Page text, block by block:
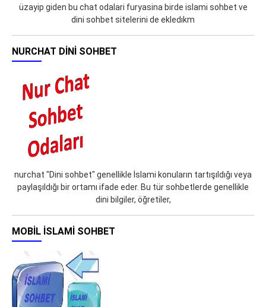
üzayip giden bu chat odalari furyasina birde islami sohbet ve
dini sohbet sitelerini de ekledıkm
NURCHAT DINI SOHBET
nurchat "Dini sohbet" genellikle İslami konuların tartışıldığı veya
paylaşıldığı bir ortamı ifade eder. Bu tür sohbetlerde genellikle
dini bilgiler, öğretiler,
MOBIL İSLAMI SOHBET